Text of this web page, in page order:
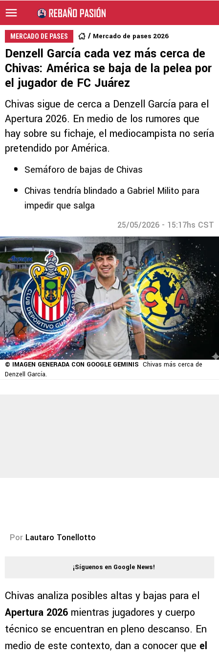
MERCADO DE PASES Mercado de pases 2026
Denzell García cada vez más cerca de
Chivas: América se baja de la pelea por
el jugador de FC Juárez
Chivas sigue de cerca a Denzell García para el
Apertura 2026. En medio de los rumores que
hay sobre su fichaje, el mediocampista no sería
pretendido por América.
Semáforo de bajas de Chivas
Chivas tendría blindado a Gabriel Milito para
impedir que salga
25/05/2026 - 15:17hs CST
© IMAGEN GENERADA CON GOOGLE GEMINIS Chivas más cerca de
Denzell García.
Por Lautaro Tonellotto
¡Síguenos en Google News!
Chivas analiza posibles altas y bajas para el
Apertura 2026 mientras jugadores y cuerpo
técnico se encuentran en pleno descanso. En
medio de este contexto, dan a conocer que el